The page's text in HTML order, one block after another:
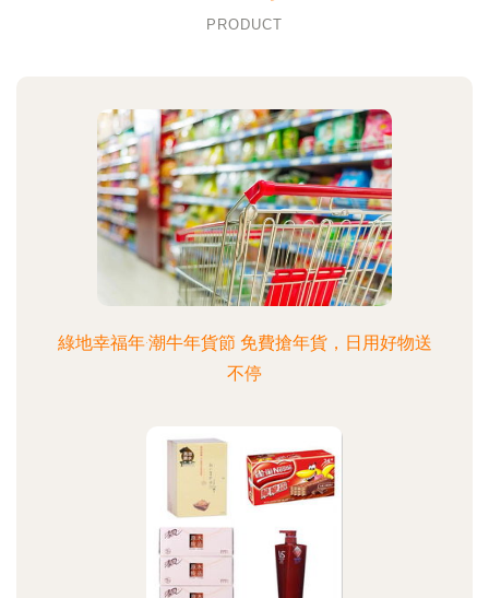
PRODUCT
綠地幸福年·潮牛年貨節 免費搶年貨，日用好物送
不停